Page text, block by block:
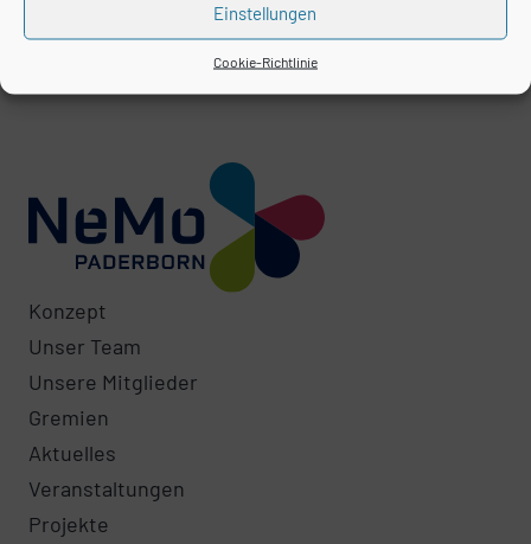
Einstellungen
Cookie-Richtlinie
Konzept
Unser Team
Unsere Mitglieder
Gremien
Aktuelles
Veranstaltungen
Projekte